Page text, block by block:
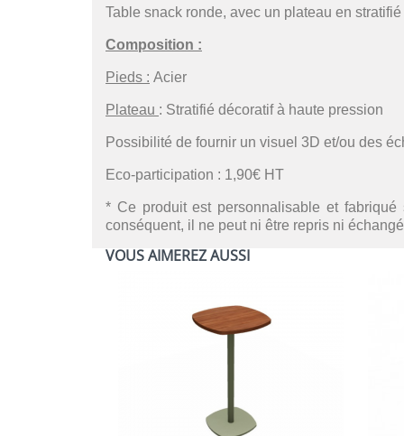
Table snack ronde, avec un plateau en
Composition :
Pieds : Acier
Plateau : Stratifié décoratif à haute pression
Possibilité de fournir un visuel 3D et/ou des
Eco-participation : 1,90€ HT
* Ce produit est personnalisable et fabriqué
conséquent, il ne peut ni être repris ni échangé
VOUS AIMEREZ AUSSI